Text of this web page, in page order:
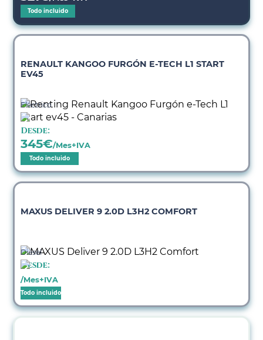
Todo incluido
RENAULT KANGOO FURGÓN E-TECH L1 START
EV45
Eléctrico
Desde:
345€/Mes+IVA
Todo incluido
MAXUS DELIVER 9 2.0D L3H2 COMFORT
Diésel
Desde:
/Mes+IVA
Todo incluido